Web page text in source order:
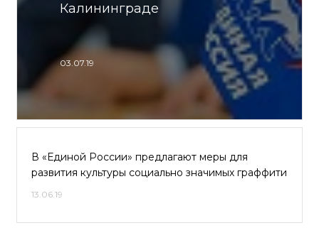
Калининграде
03.07.19
В «Единой России» предлагают меры для
развития культуры социально значимых граффити
13.06.19